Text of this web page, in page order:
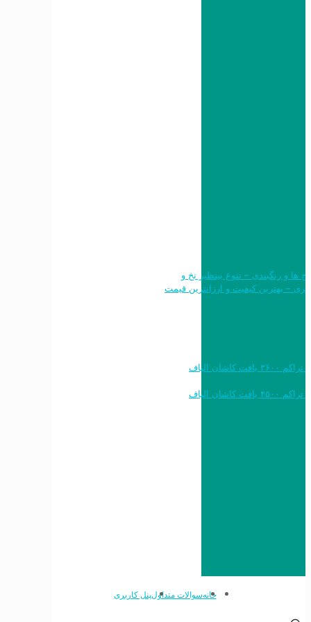
طرح ها و رنگبندی – تنوع بینظیر نخ و
خرید به قیمت فرش ماشینی ۱۲۰۰ شانه تراکم ۳۶۰۰ بافت کاشان الیاف
خرید به قیمت فرش ماشینی ۱۵۰۰ شانه تراکم ۴۵۰۰ بافت کاشان الیاف
خانهسوالات متداولپنل کاربری